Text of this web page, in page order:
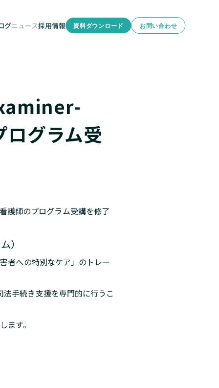
グニュース採用情報 資料ダウンロード お問い合わせ
グラム受
護師のプログラム受講を修了
）
者への特別なケア」のトレー
手続き支援を専門的に行うこ
ます。